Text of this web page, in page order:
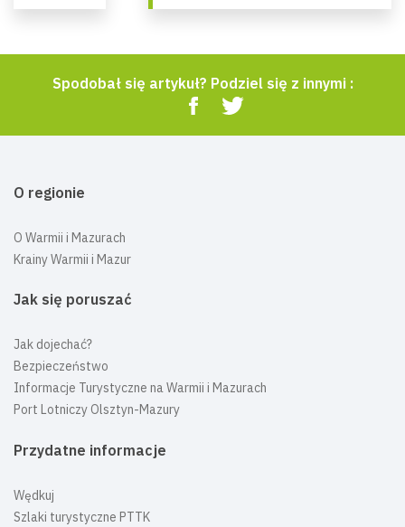
Spodobał się artykuł? Podziel się z innymi :
O regionie
O Warmii i Mazurach
Krainy Warmii i Mazur
Jak się poruszać
Jak dojechać?
Bezpieczeństwo
Informacje Turystyczne na Warmii i Mazurach
Port Lotniczy Olsztyn-Mazury
Przydatne informacje
Wędkuj
Szlaki turystyczne PTTK